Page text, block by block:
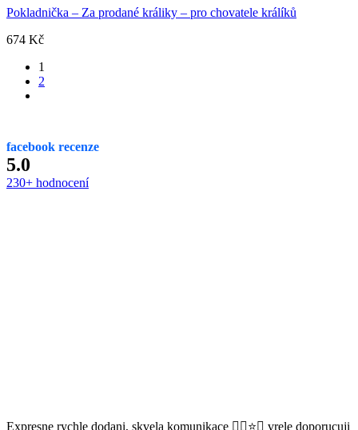
Pokladnička – Za prodané králiky – pro chovatele králíků
674 Kč
1
2
facebook recenze
5.0
230+ hodnocení
Expresne rychle dodani, skvela komunikace 👌🏻⭐️😊 vrele doporucuji